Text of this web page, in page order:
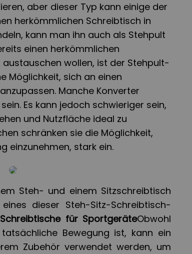
aber dieser Typ kann einige der
herkömmlichen Schreibtisch in
kann man ihn auch als Stehpult
einen herkömmlichen
wollen, ist der Stehpult-
Möglichkeit, sich an einen
Manche Konverter
Es kann jedoch schwieriger sein,
und Nutzfläche ideal zu
schränken sie die Möglichkeit,
einzunehmen, stark ein.
Steh- und einem Sitzschreibtisch
dieser Steh-Sitz-Schreibtisch-
Schreibtische für SportgeräteObwohl
Bewegung ist, kann ein
Zubehör verwendet werden, um